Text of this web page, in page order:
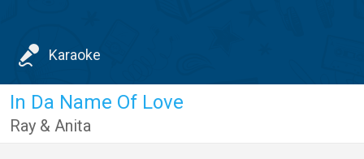
Karaoke
In Da Name Of Love
Ray & Anita